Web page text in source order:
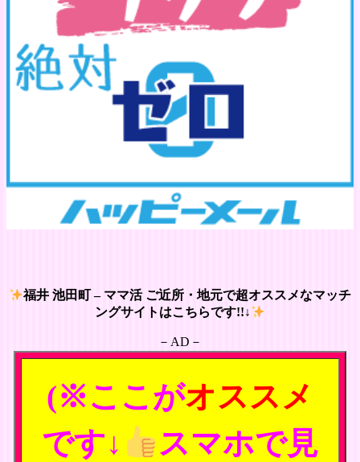
福井 池田町 – ママ活 ご近所・地元で超オススメなマッチ
ングサイトはこちらです!!↓
－AD－
(※ここがオススメ
です↓
スマホで見